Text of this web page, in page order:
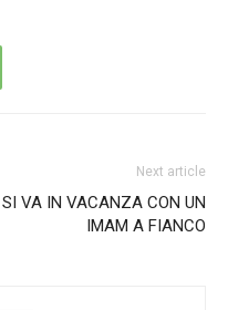
Next article
SI VA IN VACANZA CON UN
IMAM A FIANCO